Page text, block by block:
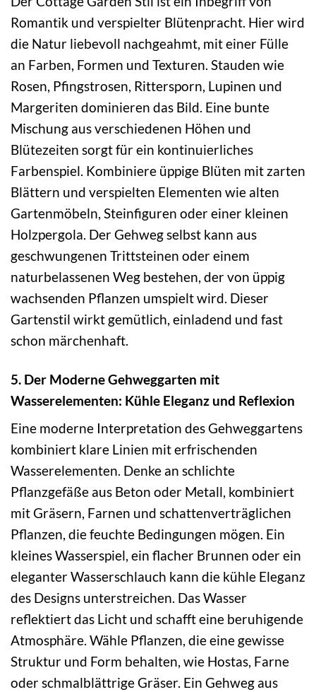
Romantik und verspielter Blütenpracht. Hier wird
die Natur liebevoll nachgeahmt, mit einer Fülle
an Farben, Formen und Texturen. Stauden wie
Rosen, Pfingstrosen, Rittersporn, Lupinen und
Margeriten dominieren das Bild. Eine bunte
Mischung aus verschiedenen Höhen und
Blütezeiten sorgt für ein kontinuierliches
Farbenspiel. Kombiniere üppige Blüten mit zarten
Blättern und verspielten Elementen wie alten
Gartenmöbeln, Steinfiguren oder einer kleinen
Holzpergola. Der Gehweg selbst kann aus
geschwungenen Trittsteinen oder einem
naturbelassenen Weg bestehen, der von üppig
wachsenden Pflanzen umspielt wird. Dieser
Gartenstil wirkt gemütlich, einladend und fast
schon märchenhaft.
5. Der Moderne Gehweggarten mit
Wasserelementen: Kühle Eleganz und Reflexion
Eine moderne Interpretation des Gehweggartens
kombiniert klare Linien mit erfrischenden
Wasserelementen. Denke an schlichte
Pflanzgefäße aus Beton oder Metall, kombiniert
mit Gräsern, Farnen und schattenverträglichen
Pflanzen, die feuchte Bedingungen mögen. Ein
kleines Wasserspiel, ein flacher Brunnen oder ein
eleganter Wasserschlauch kann die kühle Eleganz
des Designs unterstreichen. Das Wasser
reflektiert das Licht und schafft eine beruhigende
Atmosphäre. Wähle Pflanzen, die eine gewisse
Struktur und Form behalten, wie Hostas, Farne
oder schmalblättrige Gräser. Ein Gehweg aus